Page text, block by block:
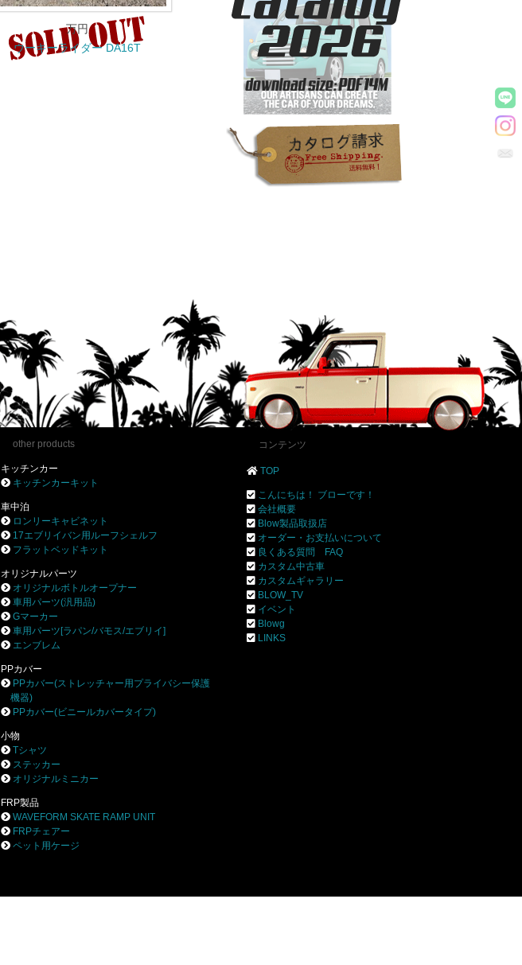
万円
ウーキーライダー DA16T
other products
キッチンカー
キッチンカーキット
車中泊
ロンリーキャビネット
17エブリイバン用ルーフシェルフ
フラットベッドキット
オリジナルパーツ
オリジナルボトルオープナー
車用パーツ(汎用品)
Gマーカー
車用パーツ[ラパン/バモス/エブリイ]
エンブレム
PPカバー
PPカバー(ストレッチャー用プライバシー保護
機器)
PPカバー(ビニールカバータイプ)
小物
Tシャツ
ステッカー
オリジナルミニカー
FRP製品
WAVEFORM SKATE RAMP UNIT
FRPチェアー
ペット用ケージ
コンテンツ
TOP
こんにちは！ ブローです！
会社概要
Blow製品取扱店
オーダー・お支払いについて
良くある質問 FAQ
カスタム中古車
カスタムギャラリー
BLOW_TV
イベント
Blowg
LINKS